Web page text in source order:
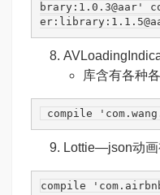
brary:1.0.3@aar'
库含有各种
compile
Lottie—json动画
compile